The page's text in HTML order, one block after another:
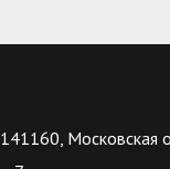
141160, Московская